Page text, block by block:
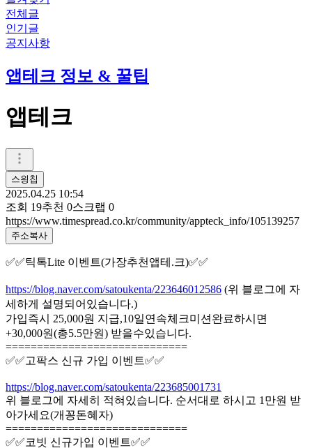
전체글
인기글
공지사항
앱테크 정보 & 꿀팁
앱테크
스읭칩
2025.04.25 10:54
조회 19추천 0스크랩 0
https://www.timespread.co.kr/community/appteck_info/105139257
주소복사
✅✅틱톡Lite 이벤트(가장추천앱테.크)✅✅
https://blog.naver.com/satoukenta/223646012586 (위 블로그에 자
세하게 설명되어있습니다.)
가입즉시 25,000원 지급,10일연속체크미션완료하시면
+30,000원(총5.5만원) 받을수있습니다.
=============================
✅✅고팍스 신규 가입 이벤트✅✅
https://blog.naver.com/satoukenta/223685001731
위 블로그에 자세히 적혀있습니다. 순서대로 하시고 1만원 받
아가세요(개꽁돈혜자)
=============================
✅✅코빗 신규가입 이벤트✅✅